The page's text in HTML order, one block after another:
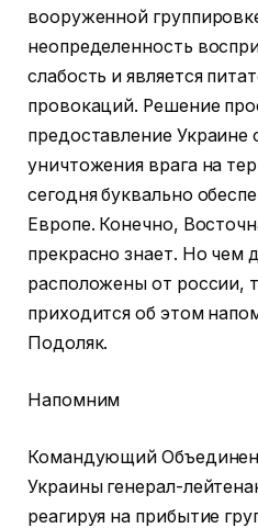
вооруженной
неопределенность
слабость и является
провокаций. Решение
предоставление Украине
уничтожения врага на
сегодня буквально
Европе. Конечно,
прекрасно знает. Но чем
расположены от россии,
приходится об этом
Подоляк.
Напомним
Командующий
Украины генерал-
реагируя на прибытие